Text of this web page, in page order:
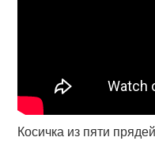
Косичка из пяти